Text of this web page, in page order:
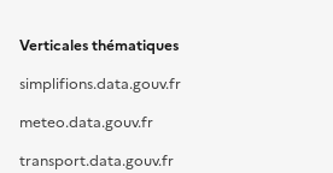
Verticales thématiques
simplifions.data.gouv.fr
meteo.data.gouv.fr
transport.data.gouv.fr